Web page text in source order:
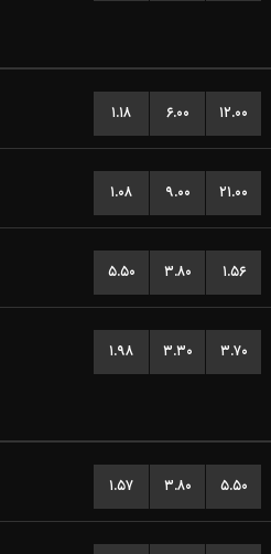
۱.۱۸ ۶.۰۰ ۱۲.۰۰
۱.۰۸ ۹.۰۰ ۲۱.۰۰
۵.۵۰ ۳.۸۰ ۱.۵۶
۱.۹۸ ۳.۳۰ ۳.۷۰
۱.۵۷ ۳.۸۰ ۵.۵۰